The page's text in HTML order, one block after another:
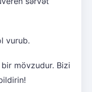
vurub.
mövzudur. Bizi